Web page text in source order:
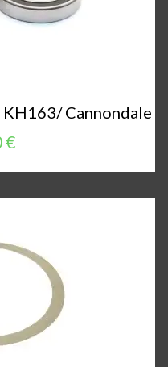
Cannondale
€